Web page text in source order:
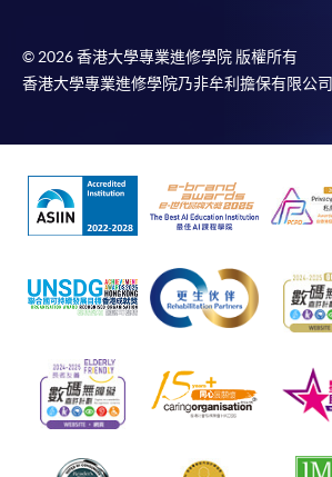
© 2026 香港大學專業進修學院 版權所有
香港大學專業進修學院乃非牟利擔保有限公司